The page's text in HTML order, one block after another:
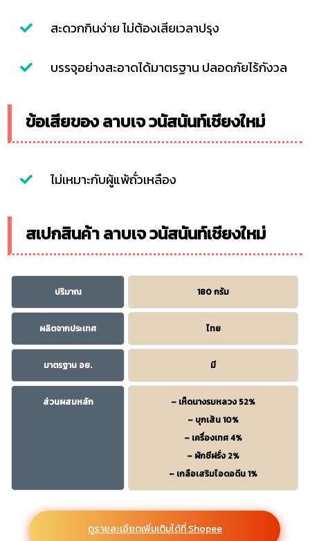
สะดวกกินง่าย ไม่ต้องเสียเวลาปรุง
บรรจุอย่างสะอาดได้มาตรฐาน ปลอดภัยไร้กังวล
ข้อเสียของ ลาบเจ วนัสนันท์เชียงใหม่
ไม่เหมาะกับผู้แพ้ถั่วเหลือง
สเปกสินค้า ลาบเจ วนัสนันท์เชียงใหม่
ปริมาณ 180 กรัม
ผลิตจากประเทศ ไทย
มาตรฐาน อย. มี
ส่วนผสมหลัก
– เห็ดนางรมหลวง 52%
– บุกเส้น 10%
– เครื่องเทศ 4%
– ผักชีฝรั่ง 2%
– เกลือเสริมไอดอดีน 1%
ดูรายละเอียดเพิ่มเติมได้ที่ Shopee